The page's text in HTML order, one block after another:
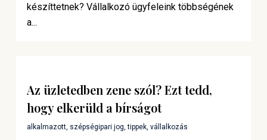
készíttetnek? Vállalkozó ügyfeleink többségének
a...
Az üzletedben zene szól? Ezt tedd,
hogy elkerüld a bírságot
alkalmazott, szépségipari jog,tippek, vállalkozás